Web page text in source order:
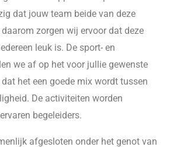
dat jouw team beide van deze
zorgen wij ervoor dat deze
leuk is. De sport- en
we af op het voor jullie gewenste
het een goede mix wordt tussen
De activiteiten worden
begeleiders.
afgesloten onder het genot van